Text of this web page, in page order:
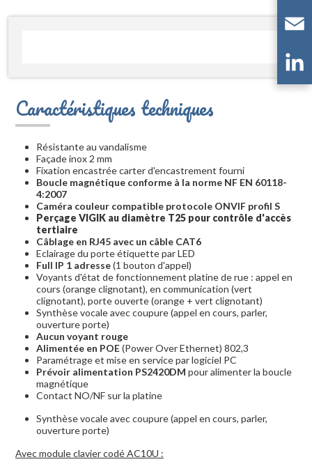
Caractéristiques techniques
Résistante au vandalisme
Façade inox 2 mm
Fixation encastrée carter d'encastrement fourni
Boucle magnétique conforme à la norme NF EN 60118-
4:2007
Caméra couleur compatible protocole ONVIF profil S
Perçage VIGIK au diamètre T25 pour contrôle d'accès
tertiaire
Câblage en RJ45 avec un câble CAT6
Eclairage du porte étiquette par LED
Full IP 1 adresse(1 bouton d'appel)
Voyants d'état de fonctionnement platine de rue : appel en
cours (orange clignotant), en communication (vert
clignotant), porte ouverte (orange + vert clignotant)
Synthèse vocale avec coupure (appel en cours, parler,
ouverture porte)
Aucun voyant rouge
Alimentée en POE(Power Over Ethernet) 802,3
Paramétrage et mise en service par logiciel PC
Prévoir alimentation PS2420DM pour alimenter la boucle
magnétique
Contact NO/NF sur la platine
Synthèse vocale avec coupure (appel en cours, parler,
ouverture porte)
Avec module clavier codé AC10U :